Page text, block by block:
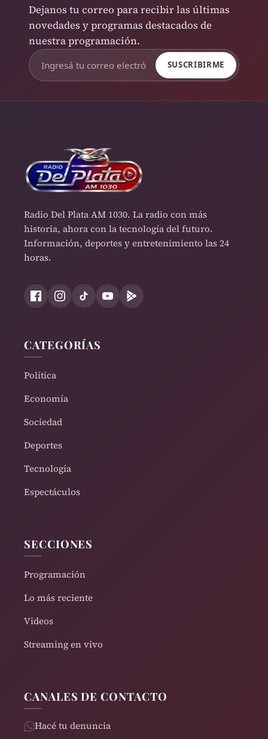
Dejanos tu correo para recibir las últimas
novedades y programas destacados de
nuestra programación.
SUSCRIBIRME
Radio Del Plata AM 1030. La radio con más
historia, ahora con la tecnología del futuro.
Información, deportes y entretenimiento las 24
horas.
CATEGORÍAS
Política
Economía
Sociedad
Deportes
Tecnología
Espectáculos
SECCIONES
Programación
Lo más reciente
Videos
Streaming en vivo
CANALES DE CONTACTO
Hacé tu denuncia